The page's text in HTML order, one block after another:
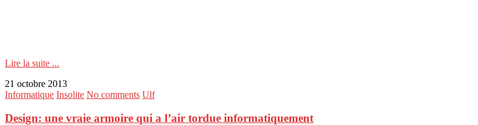
Lire la suite ...
21 octobre 2013
Informatique Insolite No comments Ulf
Design: une vraie armoire qui a l’air tordue informatiquement